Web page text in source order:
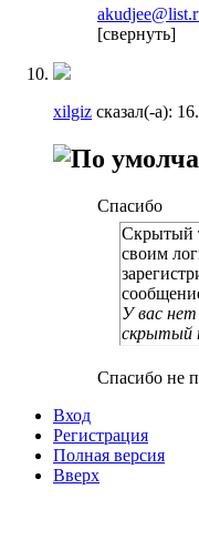
[свернуть]
xilgiz сказал(-а):
Спасибо
Скрытый
своим
У вас
скрытый
Спасибо не
Вход
Регистрация
Полная версия
Вверх